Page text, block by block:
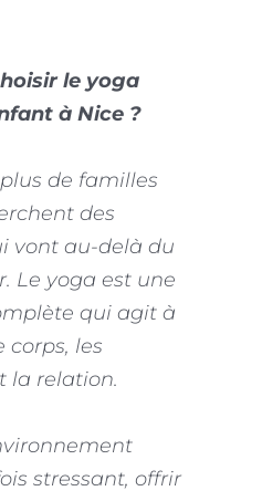
le yoga
à Nice ?
de familles
des
vont au-delà du
Le yoga est une
qui agit à
corps, les
la relation.
stressant, offrir